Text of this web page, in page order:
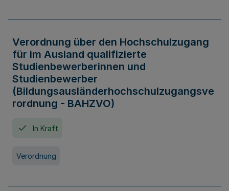
Verordnung über den Hochschulzugang
für im Ausland qualifizierte
Studienbewerberinnen und
Studienbewerber
(Bildungsausländerhochschulzugangsve
rordnung - BAHZVO)
In Kraft
Verordnung